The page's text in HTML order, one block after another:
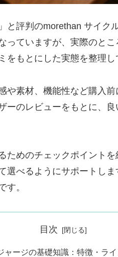
と評判のmorethan サイク
っていますが、実際のと
もとにした実態を整理し
や素材、機能性など購入
ーのレビューをもとに、
ためのチェックポイント
選べるようにサポートし
す。
目次
ャージの基礎知識：特徴・ラ